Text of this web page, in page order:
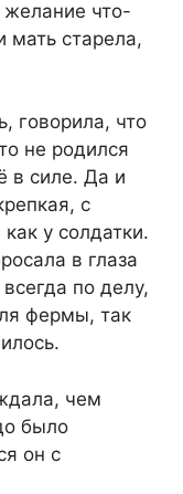
желание что-
мать старела,
говорила, что
не родился
в силе. Да и
с
у солдатки.
в глаза
по делу,
фермы, так
чем
было
он с